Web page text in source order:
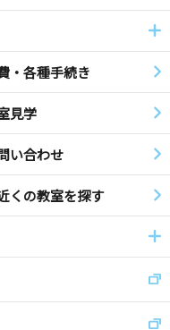
・各種手続き
見学
い合わせ
くの教室を探す